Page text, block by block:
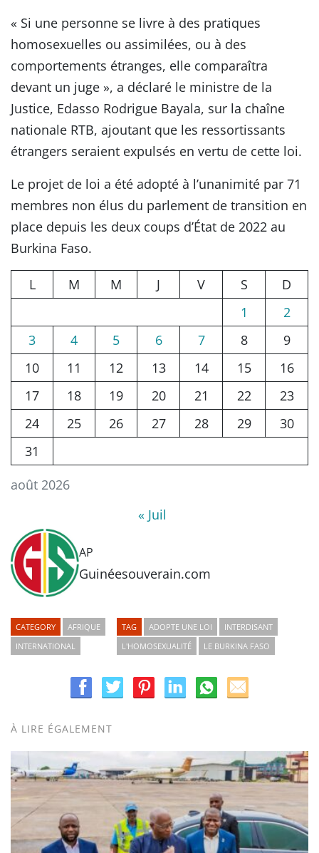
« Si une personne se livre à des pratiques
homosexuelles ou assimilées, ou à des
comportements étranges, elle comparaîtra
devant un juge », a déclaré le ministre de la
Justice, Edasso Rodrigue Bayala, sur la chaîne
nationale RTB, ajoutant que les ressortissants
étrangers seraient expulsés en vertu de cette loi.
Le projet de loi a été adopté à l’unanimité par 71
membres non élus du parlement de transition en
place depuis les deux coups d’État de 2022 au
Burkina Faso.
août 2026
L M M J V S
D
1
2
3
4 5 6 7 8
9
10
11 12 13 14 15
16
17
18 19 20 21 22
23
24
25 26 27 28 29
30
31
« Juil
AP
Guinéesouverain.com
CATEGORY
AFRIQUE
INTERNATIONAL
TAG ADOPTE UNE LOI
INTERDISANT
L'HOMOSEXUALITÉ
LE BURKINA FASO
À LIRE ÉGALEMENT